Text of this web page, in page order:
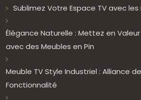
Sublimez Votre Espace TV avec
Élégance Naturelle : Mettez en
avec des Meubles en Pin
Meuble TV Style Industriel : Alliance
Fonctionnalité